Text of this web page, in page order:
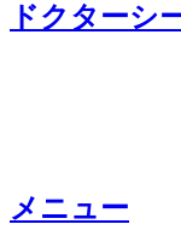
ドクターシ
メニュー